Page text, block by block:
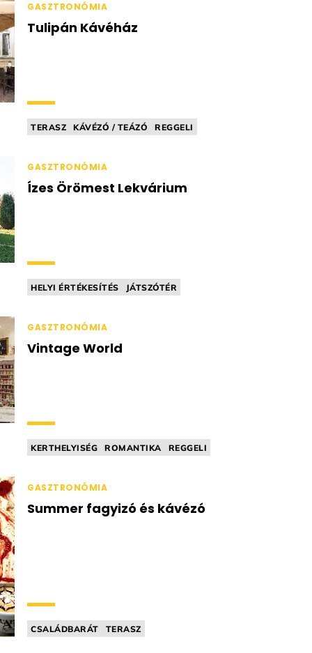
GASZTRONÓMIA
Tulipán Kávéház
TERASZ KÁVÉZÓ / TEÁZÓ
REGGELI
GASZTRONÓMIA
Ízes Örömest Lekvárium
HELYI ÉRTÉKESÍTÉS
JÁTSZÓTÉR
GASZTRONÓMIA
Vintage World
KERTHELYISÉG ROMANTIKA
REGGELI
GASZTRONÓMIA
Summer fagyizó és kávézó
CSALÁDBARÁT
TERASZ